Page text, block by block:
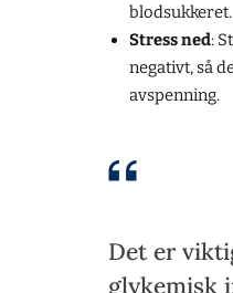
blodsukkeret.
Stress ned:
negativt, så
avspenning.
Det er
glykemisk